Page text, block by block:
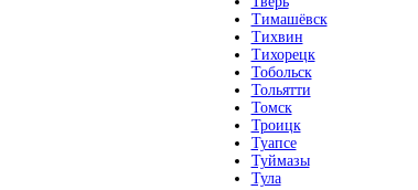
Тимашёвск
Тихвин
Тихорецк
Тобольск
Тольятти
Томск
Троицк
Туапсе
Туймазы
Тула